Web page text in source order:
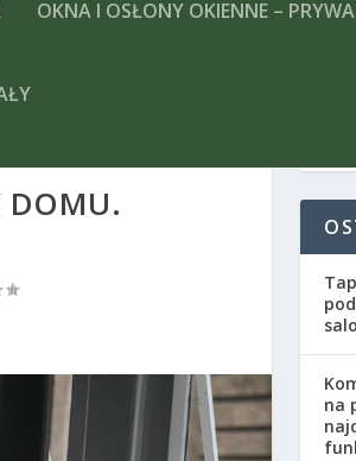
OKNA I OSŁONY OKIENNE –
DOMU.
na